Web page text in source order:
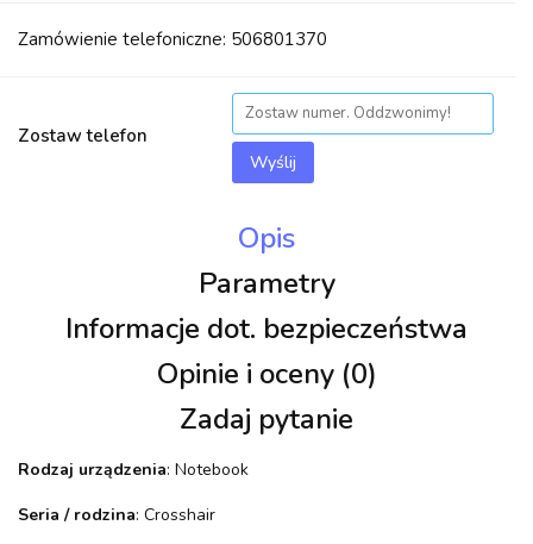
Zamówienie telefoniczne: 506801370
Zostaw telefon
Wyślij
Opis
Parametry
Informacje dot. bezpieczeństwa
Opinie i oceny (0)
Zadaj pytanie
Rodzaj urządzenia: Notebook
Seria / rodzina: Crosshair